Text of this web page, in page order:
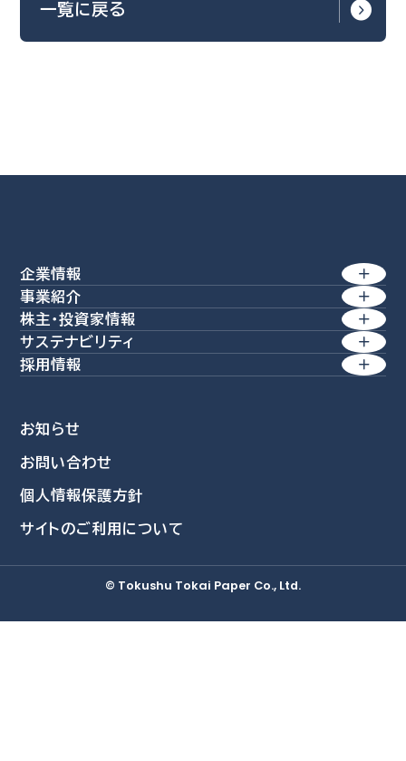
一覧に戻る
企業情報
トップメッセージ
経営理念 / 行動規範
コーポレート・アイデンティティー
会社概要
沿革
事業所・グループ拠点
事業紹介
製紙事業
産業素材
環境関連事業
資源再活用
株主・投資家情報
経営方針
株式情報
IRライブラリ
個人投資家の皆さまへ
IRカレンダー
IRに関するよくあるご質問
サステナビリティ
方針一覧
ガバナンス
データ集
ESGデータ集
採用情報
社員を知る
新卒採用情報
採用担当者より
募集要項
お知らせ
お問い合わせ
個人情報保護方針
サイトのご利用について
© Tokushu Tokai Paper Co., Ltd.